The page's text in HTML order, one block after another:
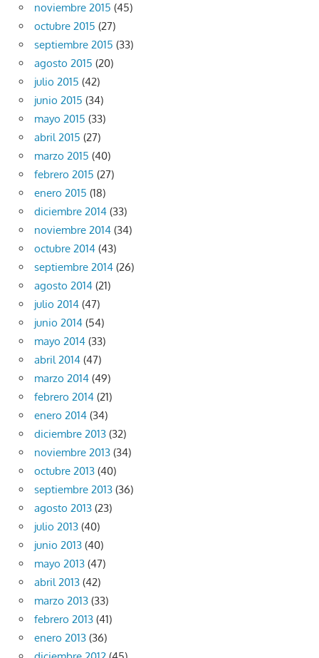
noviembre 2015 (45)
octubre 2015 (27)
septiembre 2015 (33)
agosto 2015 (20)
julio 2015 (42)
junio 2015 (34)
mayo 2015 (33)
abril 2015 (27)
marzo 2015 (40)
febrero 2015 (27)
enero 2015 (18)
diciembre 2014 (33)
noviembre 2014 (34)
octubre 2014 (43)
septiembre 2014 (26)
agosto 2014 (21)
julio 2014 (47)
junio 2014 (54)
mayo 2014 (33)
abril 2014 (47)
marzo 2014 (49)
febrero 2014 (21)
enero 2014 (34)
diciembre 2013 (32)
noviembre 2013 (34)
octubre 2013 (40)
septiembre 2013 (36)
agosto 2013 (23)
julio 2013 (40)
junio 2013 (40)
mayo 2013 (47)
abril 2013 (42)
marzo 2013 (33)
febrero 2013 (41)
enero 2013 (36)